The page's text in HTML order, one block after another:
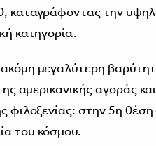
καταγράφοντας την
κατηγορία.
μεγαλύτερη
αμερικανικής αγοράς
φιλοξενίας: στην 5η
του κόσμου.